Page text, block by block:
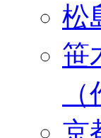
松
笹
京